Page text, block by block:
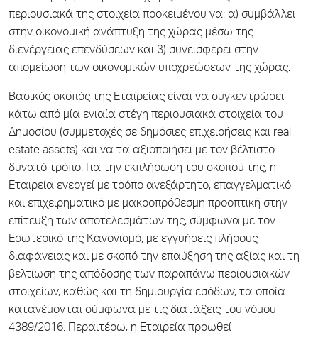
περιουσιακά της στοιχεία προκειμένου να: α) συμβάλλει
στην οικονομική ανάπτυξη της χώρας μέσω της
διενέργειας επενδύσεων και β) συνεισφέρει στην
απομείωση των οικονομικών υποχρεώσεων της χώρας.
Βασικός σκοπός της Εταιρείας είναι να συγκεντρώσει
κάτω από μία ενιαία στέγη περιουσιακά στοιχεία του
Δημοσίου (συμμετοχές σε δημόσιες επιχειρήσεις και real
estate assets) και να τα αξιοποιήσει με τον βέλτιστο
δυνατό τρόπο. Για την εκπλήρωση του σκοπού της, η
Εταιρεία ενεργεί με τρόπο ανεξάρτητο, επαγγελματικό
και επιχειρηματικό με μακροπρόθεσμη προοπτική στην
επίτευξη των αποτελεσμάτων της, σύμφωνα με τον
Εσωτερικό της Κανονισμό, με εγγυήσεις πλήρους
διαφάνειας και με σκοπό την επαύξηση της αξίας και τη
βελτίωση της απόδοσης των παραπάνω περιουσιακών
στοιχείων, καθώς και τη δημιουργία εσόδων, τα οποία
κατανέμονται σύμφωνα με τις διατάξεις του νόμου
4389/2016. Περαιτέρω, η Εταιρεία προωθεί